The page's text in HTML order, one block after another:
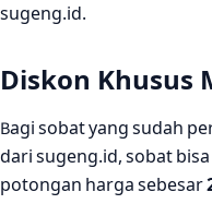
sugeng.id.
Diskon Khusus
Bagi sobat yang sudah
dari sugeng.id, sobat
potongan harga sebesar